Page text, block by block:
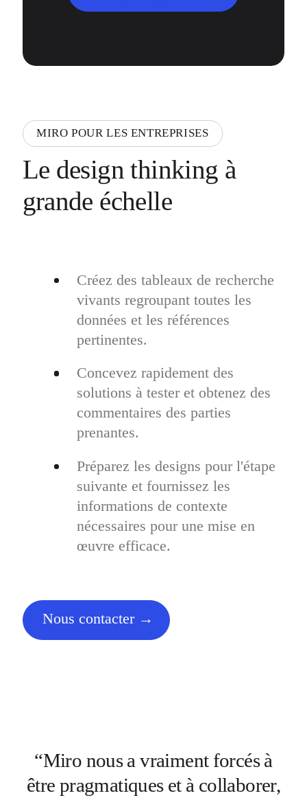
MIRO POUR LES ENTREPRISES
Le design thinking à
grande échelle
Créez des tableaux de recherche
vivants regroupant toutes les
données et les références
pertinentes.
Concevez rapidement des
solutions à tester et obtenez des
commentaires des parties
prenantes.
Préparez les designs pour l'étape
suivante et fournissez les
informations de contexte
nécessaires pour une mise en
œuvre efficace.
Nous contacter
“Miro nous a vraiment forcés à
être pragmatiques et à collaborer,